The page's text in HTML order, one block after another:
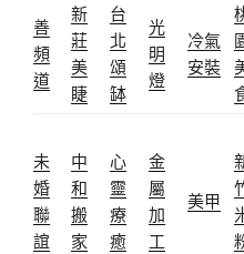
善
頻
道
新
莊
美
睫
台
北
頌
缽
光
明
燈
冷氣
安裝
未
婚
聯
誼
中
和
搬
家
心
靈
療
癒
金
屬
加
工
美甲